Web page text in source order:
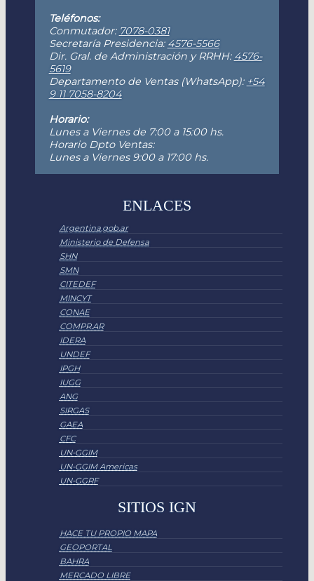
Teléfonos:
Conmutador: 7078-0381
Secretaría Presidencia: 4576-5566
Dir. Gral. de Administración y RRHH: 4576-
5619
Departamento de Ventas (WhatsApp): +54
9 11 7058-8204
Horario:
Lunes a Viernes de 7:00 a 15:00 hs.
Horario Dpto Ventas:
Lunes a Viernes 9:00 a 17:00 hs.
ENLACES
Argentina.gob.ar
Ministerio de Defensa
SHN
SMN
CITEDEF
MINCYT
CONAE
COMPR.AR
IDERA
UNDEF
IPGH
IUGG
ANG
SIRGAS
GAEA
CFC
UN-GGIM
UN-GGIM Americas
UN-GGRF
SITIOS IGN
HACE TU PROPIO MAPA
GEOPORTAL
BAHRA
MERCADO LIBRE